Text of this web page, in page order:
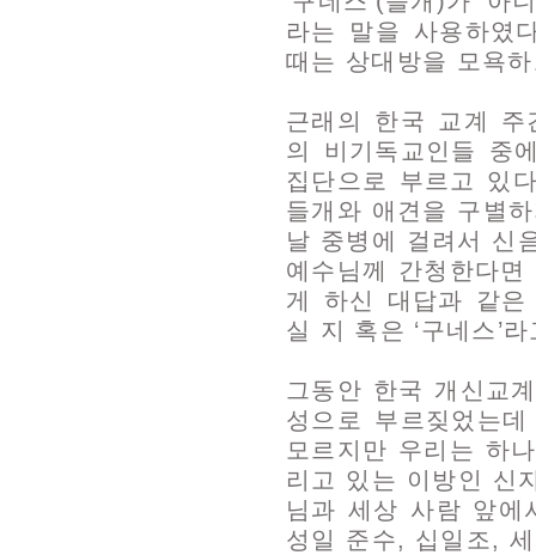
라는 말을 사용하였
때는 상대방을 모욕
근래의 한국 교계 주
의 비기독교인들 중
집단으로 부르고 있
들개와 애견을 구별
날 중병에 걸려서 신
예수님께 간청한다
게 하신 대답과 같은
실 지 혹은 ‘구네스’
그동안 한국 개신교
성으로 부르짖었는
모르지만 우리는 하
리고 있는 이방인 신
님과 세상 사람 앞에
성일 준수, 십일조,